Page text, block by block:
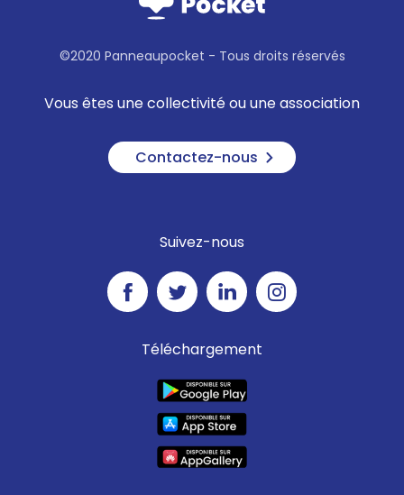
©2020 Panneaupocket - Tous droits réservés
Vous êtes une collectivité ou une association
Contactez-nous
Suivez-nous
Téléchargement